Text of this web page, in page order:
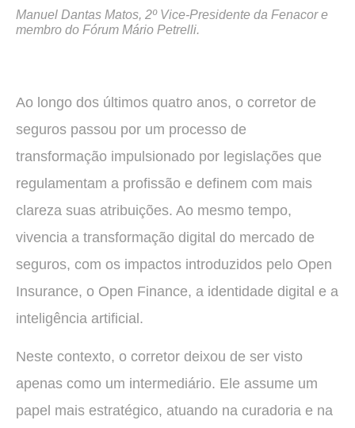
Manuel Dantas Matos, 2º Vice-Presidente da Fenacor e
membro do Fórum Mário Petrelli.
Ao longo dos últimos quatro anos, o corretor de
seguros passou por um processo de
transformação impulsionado por legislações que
regulamentam a profissão e definem com mais
clareza suas atribuições. Ao mesmo tempo,
vivencia a transformação digital do mercado de
seguros, com os impactos introduzidos pelo Open
Insurance, o Open Finance, a identidade digital e a
inteligência artificial.
Neste contexto, o corretor deixou de ser visto
apenas como um intermediário. Ele assume um
papel mais estratégico, atuando na curadoria e na